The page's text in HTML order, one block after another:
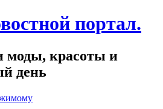
портал.
моды, красоты и
день